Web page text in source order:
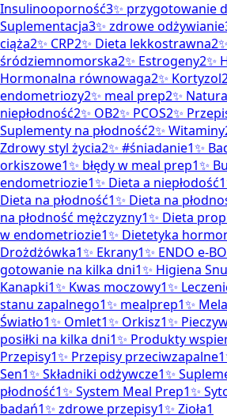
Insulinooporność3✨ przygotowanie
Suplementacja3✨ zdrowe odżywianie
ciąża2✨ CRP2✨ Dieta lekkostrawna2✨
śródziemnomorska2✨ Estrogeny2✨
Hormonalna równowaga2✨ Kortyzol
endometriozy2✨ meal prep2✨
niepłodność2✨ OB2✨ PCOS2✨
Suplementy na płodność2✨ Witaminy
Zdrowy styl życia2✨ #śniadanie1✨
orkiszowe1✨ błędy w meal prep1✨
endometriozie1✨ Dieta a niepłodość1
Dieta na płodność1✨ Dieta na
na płodność mężczyzny1✨ Dieta
w endometriozie1✨ Dietetyka
Drożdżówka1✨ Ekrany1✨ ENDO e-
gotowanie na kilka dni1✨ Higiena Snu
Kanapki1✨ Kwas moczowy1✨
stanu zapalnego1✨ mealprep1✨
Światło1✨ Omlet1✨ Orkisz1✨
posiłki na kilka dni1✨ Produkty
Przepisy1✨ Przepisy przeciwzapalne1
Sen1✨ Składniki odżywcze1✨
płodność1✨ System Meal Prep1✨
badań1✨ zdrowe przepisy1✨ Zioła1